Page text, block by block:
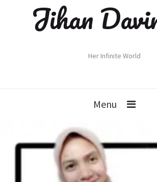
Jihan
Her Infinite World
Menu